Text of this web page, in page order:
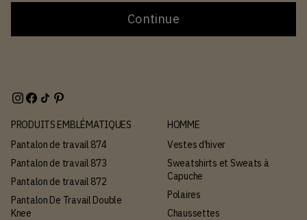
Continue
PRODUITS EMBLÉMATIQUES
Pantalon de travail 874
Pantalon de travail 873
Pantalon de travail 872
Pantalon De Travail Double
Knee
HOMME
Vestes d’hiver
Sweatshirts et Sweats à
Capuche
Polaires
Chaussettes